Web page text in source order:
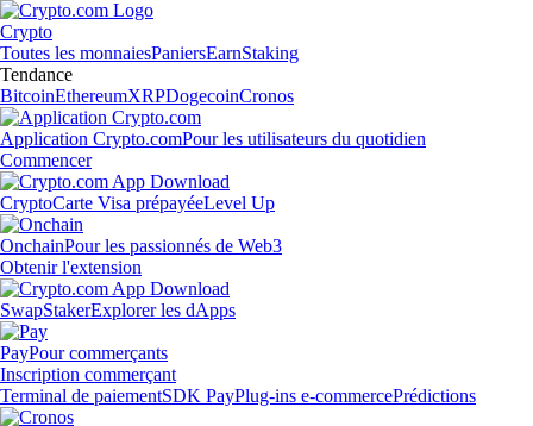
Crypto
Toutes les monnaiesPaniersEarnStaking
Tendance
BitcoinEthereumXRPDogecoinCronos
Application Crypto.comPour les utilisateurs du quotidien
Commencer
CryptoCarte Visa prépayéeLevel Up
OnchainPour les passionnés de Web3
Obtenir l'extension
SwapStakerExplorer les dApps
PayPour commerçants
Inscription commerçant
Terminal de paiementSDK PayPlug-ins e-commercePrédictions